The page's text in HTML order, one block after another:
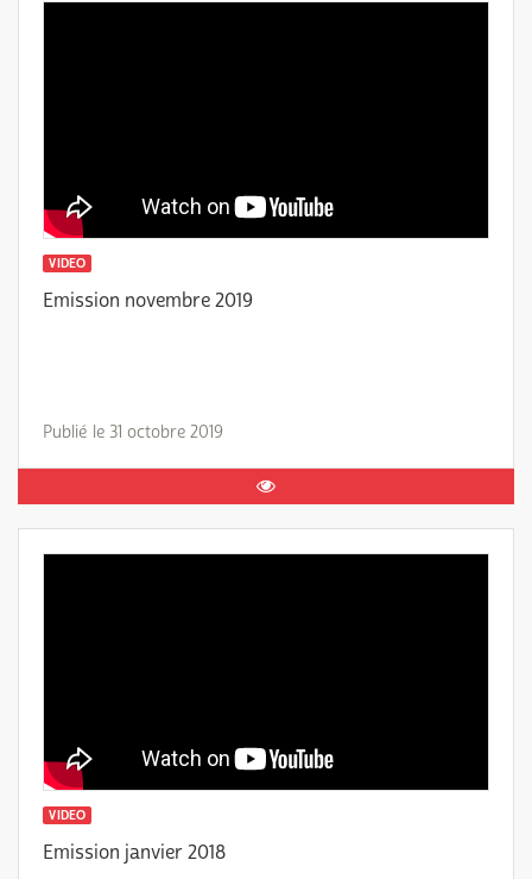
VIDEO
Emission novembre 2019
Publié le 31 octobre 2019
VIDEO
Emission janvier 2018